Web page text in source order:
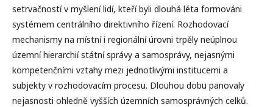
setrvačnostı́ v myšlenı́ lidı́, kteřı́ byli dlouhá léta formováni
systémem centrálnı́ho direktivnı́ho řı́zenı́. Rozhodovacı́
mechanismy na mı́stnı́ i regionálnı́ úrovni trpěly neúplnou
územnı́ hierarchiı́ státnı́ správy a samosprávy, nejasnými
kompetenčnı́mi vztahy mezi jednotlivými institucemi a
subjekty v rozhodovacı́m procesu. Dlouhou dobu panovaly
nejasnosti ohledně vyššı́ch územnı́ch samosprávných celků.